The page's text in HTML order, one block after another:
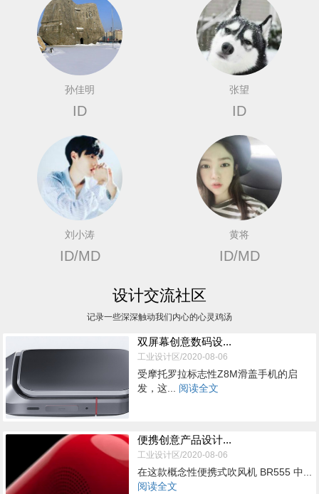
孙佳明
ID
张望
ID
刘小涛
ID/MD
黄将
ID/MD
设计交流社区
记录一些深深触动我们内心的心灵鸡汤
双屏幕创意数码设...
工业设计区/2020-08-06
受摩托罗拉标志性Z8M滑盖手机的启
发，这... 阅读全文
便携创意产品设计...
工业设计区/2020-08-06
在这款概念性便携式吹风机 BR555 中...
阅读全文